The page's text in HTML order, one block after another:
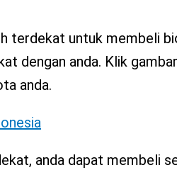
terdekat untuk membeli
dengan anda. Klik
anda.
anda dapat membeli